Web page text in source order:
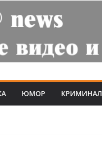
ЮМОР КРИМИНАЛ